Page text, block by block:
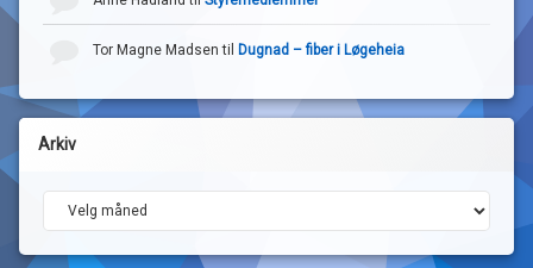
Tor Magne Madsen til Dugnad – fiber i Løgeheia
Arkiv